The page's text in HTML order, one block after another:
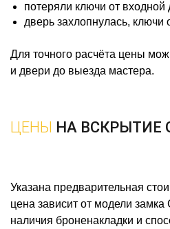
потеряли ключи от входной
дверь захлопнулась, ключи
Для точного расчёта цены
и двери до выезда мастера.
ЦЕНЫ НА ВСКРЫТИЕ
Указана предварительная
цена зависит от модели
наличия броненакладки и